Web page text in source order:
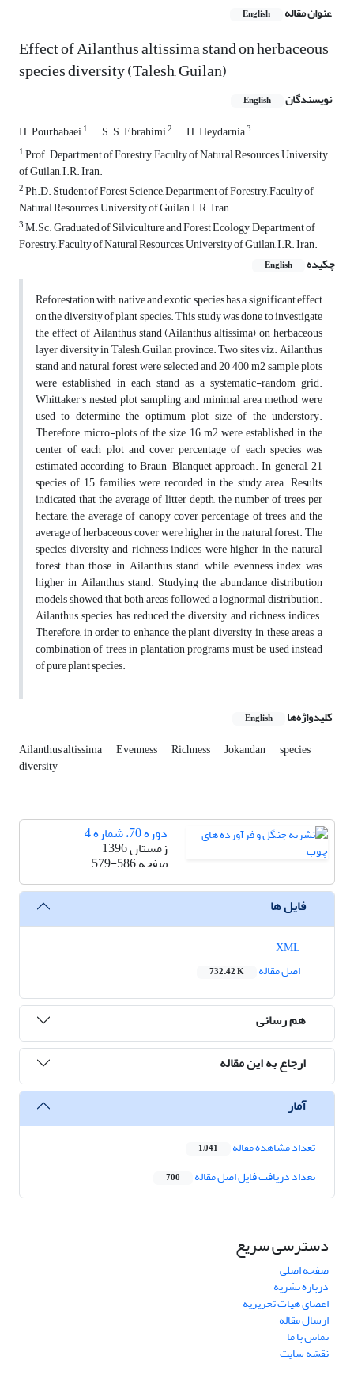
عنوان مقاله English
Effect of Ailanthus altissima stand on herbaceous
species diversity (Talesh, Guilan)
نویسندگان English
H. Pourbabaei1 S. S. Ebrahimi2 H. Heydarnia3
1Prof. Department of Forestry, Faculty of Natural Resources, University
of Guilan, I.R. Iran.
2Ph.D. Student of Forest Science, Department of Forestry, Faculty of
Natural Resources, University of Guilan, I.R. Iran.
3M.Sc. Graduated of Silviculture and Forest Ecology, Department of
Forestry, Faculty of Natural Resources, University of Guilan, I.R. Iran.
چکیده
English
Reforestation with native and exotic species has a significant effect
on the diversity of plant species. This study was done to investigate
the effect of Ailanthus stand (Ailanthus altissima) on herbaceous
layer diversity in Talesh, Guilan province. Two sites viz. Ailanthus
stand and natural forest were selected and 20 400 m2 sample plots
were established in each stand as a systematic-random grid.
Whittaker's nested plot sampling and minimal area method were
used to determine the optimum plot size of the understory.
Therefore, micro-plots of the size 16 m2 were established in the
center of each plot and cover percentage of each species was
estimated according to Braun-Blanquet approach. In general, 21
species of 15 families were recorded in the study area. Results
indicated that the average of litter depth, the number of trees per
hectare, the average of canopy cover percentage of trees and the
average of herbaceous cover were higher in the natural forest. The
species diversity and richness indices were higher in the natural
forest than those in Ailanthus stand, while evenness index was
higher in Ailanthus stand. Studying the abundance distribution
models showed that both areas followed a lognormal distribution.
Ailanthus species has reduced the diversity and richness indices.
Therefore, in order to enhance the plant diversity in these areas, a
combination of trees in plantation programs must be used instead
of pure plant species.
کلیدواژه‌ها English
Ailanthus altissima Evenness Richness Jokandan species
diversity
دوره 70، شماره 4
زمستان 1396
صفحه579-586
فایل ها
اصل مقاله
732.42 K
هم رسانی
ارجاع به این مقاله
آمار
تعداد مشاهده مقاله 1,041
تعداد دریافت فایل اصل مقاله 700
دسترسی سریع
صفحه اصلی
درباره نشریه
اعضای هیات تحریریه
ارسال مقاله
تماس با ما
نقشه سایت